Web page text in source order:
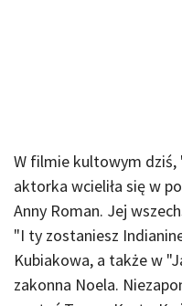
W filmie kultowym
aktorka wcieliła się w
Anny Roman. Jej
"I ty zostaniesz
Kubiakowa, a także w
zakonna Noela.